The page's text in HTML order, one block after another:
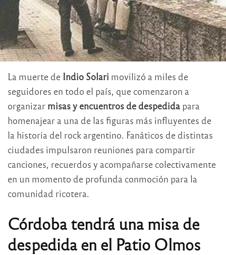
La muerte de Indio Solari movilizó a miles de
seguidores en todo el país, que comenzaron a
organizar misas y encuentros de despedida para
homenajear a una de las figuras más influyentes de
la historia del rock argentino. Fanáticos de distintas
ciudades impulsaron reuniones para compartir
canciones, recuerdos y acompañarse colectivamente
en un momento de profunda conmoción para la
comunidad ricotera.
Córdoba tendrá una misa de
despedida en el Patio Olmos